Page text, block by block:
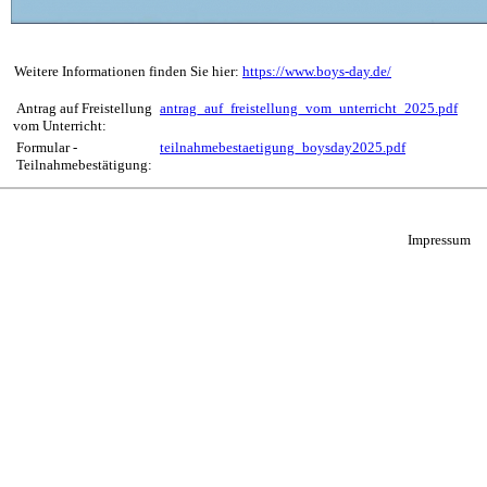
Weitere Informationen finden Sie hier: https://www.boys-day.de/
Antrag auf Freistellung
vom Unterricht:
antrag_auf_freistellung_vom_unterricht_2025.pdf
Formular -
Teilnahmebestätigung:
teilnahmebestaetigung_boysday2025.pdf
Impressum